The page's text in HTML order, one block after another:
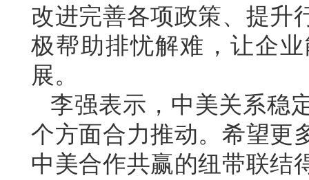
改进完善各项政策、提升
极帮助排忧解难，让企
展。
李强表示，中美关系稳
个方面合力推动。希望更
中美合作共赢的纽带联结